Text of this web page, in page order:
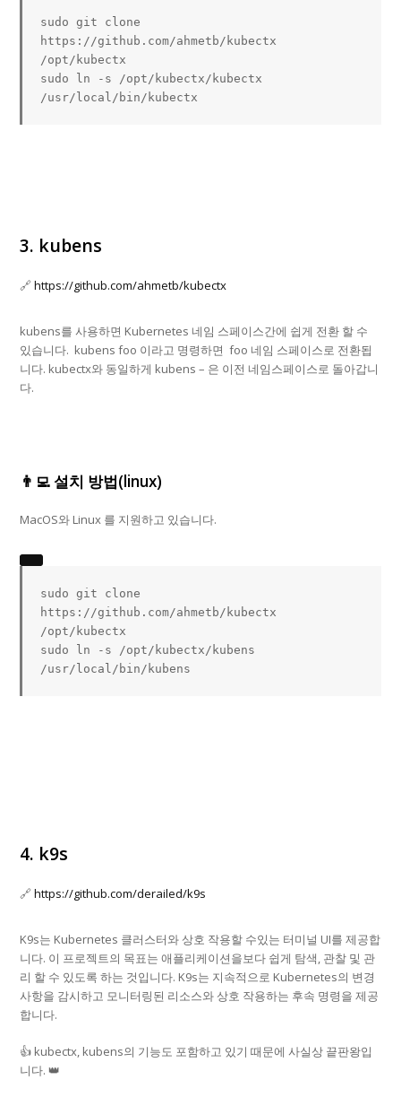
sudo git clone
https://github.com/ahmetb/kubectx
sudo
ln -s /opt/kubectx/kubectx
/usr/local/bin/kubectx
3. kubens
🔗https://github.com/ahmetb/kubectx
kubens를 사용하면 Kubernetes 네임 스페이스간에 쉽게 전환 할 수
있습니다. kubens foo 이라고 명령하면foo 네임 스페이스로 전환됩
니다. kubectx와 동일하게 kubens – 은 이전 네임스페이스로 돌아갑니
다.
👨‍💻 설치 방법(linux)
MacOS와 Linux 를 지원하고 있습니다.
sudo git clone
https://github.com/ahmetb/kubectx
sudo
ln -s /opt/kubectx/kubens
/usr/local/bin/kubens
4. k9s
🔗https://github.com/derailed/k9s
K9s는 Kubernetes 클러스터와 상호 작용할 수있는 터미널 UI를 제공합
니다. 이 프로젝트의 목표는 애플리케이션을보다 쉽게 ​​탐색, 관찰 및 관
리 할 수 ​​있도록 하는 것입니다. K9s는 지속적으로 Kubernetes의 변경
사항을 감시하고 모니터링된 리소스와 상호 작용하는 후속 명령을 제공
합니다.
👍 kubectx, kubens의 기능도 포함하고 있기 때문에 사실상 끝판왕입
니다. 👑